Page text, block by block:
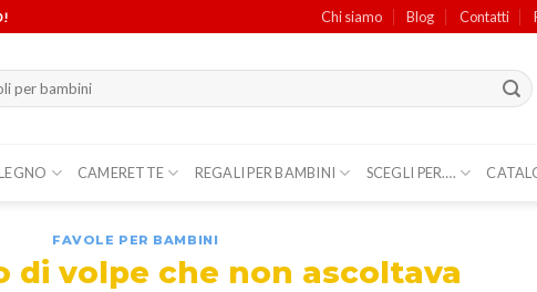
Chi siamo Blog Contatti
CAMERETTE REGALI PER BAMBINI SCEGLI PER….
FAVOLE PER BAMBINI
di volpe che non ascoltava